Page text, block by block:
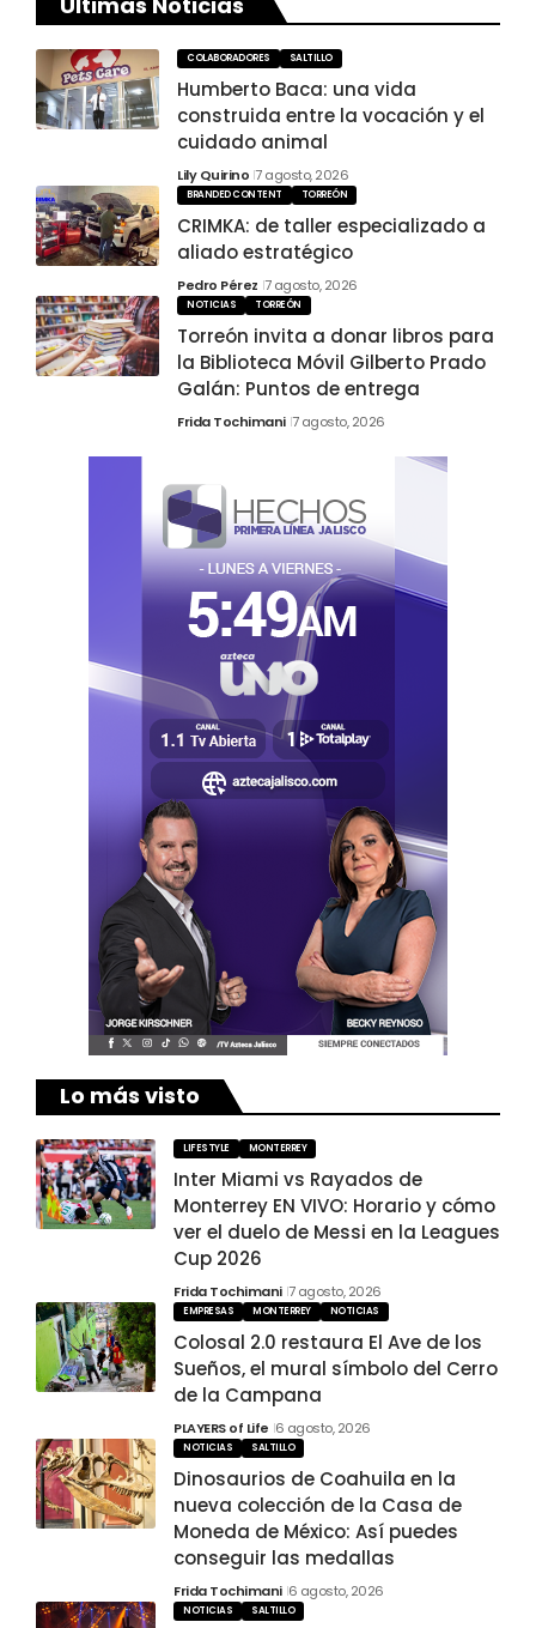
COLABORADORES SALTILLO
Humberto Baca: una vida
construida entre la vocación y el
cuidado animal
Lily Quirino 7 agosto, 2026
BRANDED CONTENT TORREÓN
CRIMKA: de taller especializado a
aliado estratégico
Pedro Pérez 7 agosto, 2026
NOTICIAS TORREÓN
Torreón invita a donar libros para
la Biblioteca Móvil Gilberto Prado
Galán: Puntos de entrega
Frida Tochimani 7 agosto, 2026
Lo más visto
LIFESTYLE MONTERREY
Inter Miami vs Rayados de
Monterrey EN VIVO: Horario y cómo
ver el duelo de Messi en la Leagues
Cup 2026
Frida Tochimani 7 agosto, 2026
EMPRESAS MONTERREY NOTICIAS
Colosal 2.0 restaura El Ave de los
Sueños, el mural símbolo del Cerro
de la Campana
PLAYERS of Life 6 agosto, 2026
NOTICIAS SALTILLO
Dinosaurios de Coahuila en la
nueva colección de la Casa de
Moneda de México: Así puedes
conseguir las medallas
Frida Tochimani 6 agosto, 2026
NOTICIAS SALTILLO